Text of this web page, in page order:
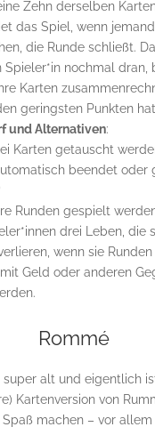
Zehn derselben
das Spiel, wenn
die Runde schließt.
Spieler*in nochmal dran,
Karten
geringsten Punkten
und Alternativen:
Karten getauscht
beendet oder
Runden gespielt
drei Leben, die
wenn sie
mit Geld oder anderen
Rommé
super alt und eigentlich
Kartenversion von
machen – vor